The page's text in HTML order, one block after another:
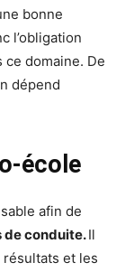
bonne
l’obligation
ce domaine. De
dépend
-école
afin de
de conduite.Il
et les